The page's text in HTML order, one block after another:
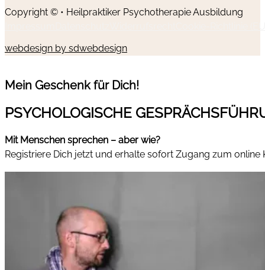
Copyright © • Heilpraktiker Psychotherapie Ausbildung
webdesign by sdwebdesign
Mein Geschenk für Dich!
PSYCHOLOGISCHE
Mit Menschen sprechen – aber wie?
Registriere Dich jetzt und erhalte sofort Zugang zum online